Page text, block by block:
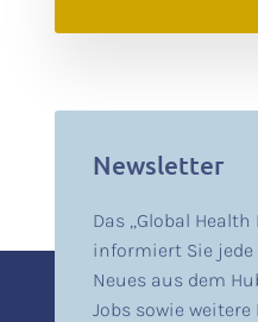
Newsletter
Das „Global Health
informiert Sie
Neues aus dem
Jobs sowie